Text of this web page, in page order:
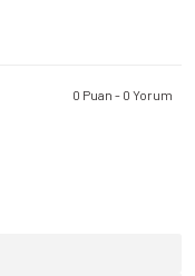
0 Puan - 0 Yorum